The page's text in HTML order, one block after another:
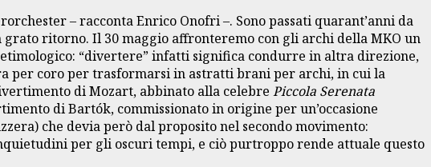
– racconta Enrico Onofri –. Sono passati quarant’anni da
ritorno. Il 30 maggio affronteremo con gli archi della MKO un
“divertere” infatti significa condurre in altra direzione,
per coro per trasformarsi in astratti brani per archi, in cui la
di Mozart, abbinato alla celebre Piccola Serenata
di Bartók, commissionato in origine per un’occasione
che devia però dal proposito nel secondo movimento:
per gli oscuri tempi, e ciò purtroppo rende attuale questo